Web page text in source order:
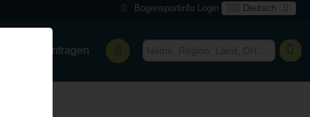
Bogensportinfo Login Deutsch
eintragen